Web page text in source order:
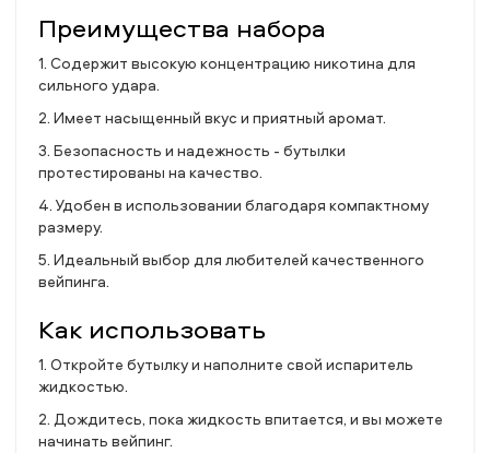
Преимущества набора
1. Содержит высокую концентрацию никотина для
сильного удара.
2. Имеет насыщенный вкус и приятный аромат.
3. Безопасность и надежность - бутылки
протестированы на качество.
4. Удобен в использовании благодаря компактному
размеру.
5. Идеальный выбор для любителей качественного
вейпинга.
Как использовать
1. Откройте бутылку и наполните свой испаритель
жидкостью.
2. Дождитесь, пока жидкость впитается, и вы можете
начинать вейпинг.